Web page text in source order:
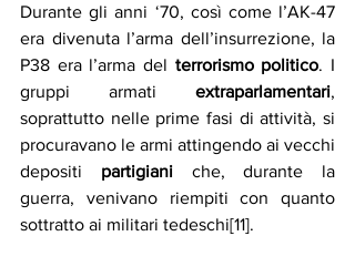
Durante gli anni ‘70, così come l’AK-47
era divenuta l’arma dell’insurrezione, la
P38 era l’arma del terrorismo politico. I
gruppi armati extraparlamentari,
soprattutto nelle prime fasi di attività, si
procuravano le armi attingendo ai vecchi
depositi partigiani che, durante la
guerra, venivano riempiti con quanto
sottratto ai militari tedeschi[11].